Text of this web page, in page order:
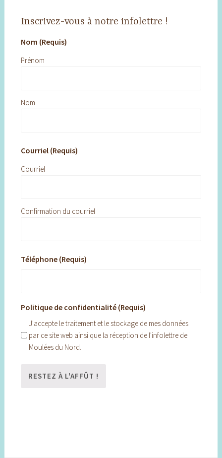
Inscrivez-vous à notre infolettre !
Nom (Requis)
Prénom
Nom
Courriel (Requis)
Courriel
Confirmation du courriel
Téléphone (Requis)
Politique de confidentialité (Requis)
J'accepte le traitement et le stockage de mes données
par ce site web ainsi que la réception de l'infolettre de
Moulées du Nord.